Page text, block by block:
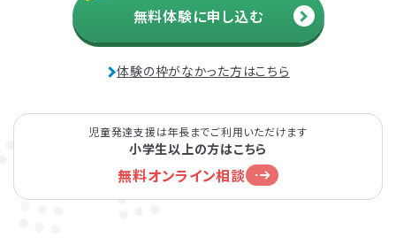
発達障害とは
個人情報保護方針 サイトマップ
無料体験に申し込む
体験の枠がなかった方はこちら
児童発達支援は年長までご利用いただけます
小学生以上の方はこちら
無料オンライン相談